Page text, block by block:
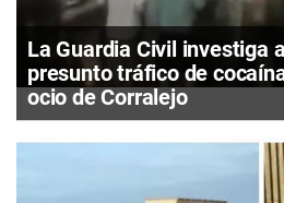
La Guardia Civil investiga
presunto tráfico de
ocio de Corralejo